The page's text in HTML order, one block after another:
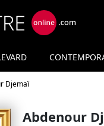
Djemaï
Abdenour